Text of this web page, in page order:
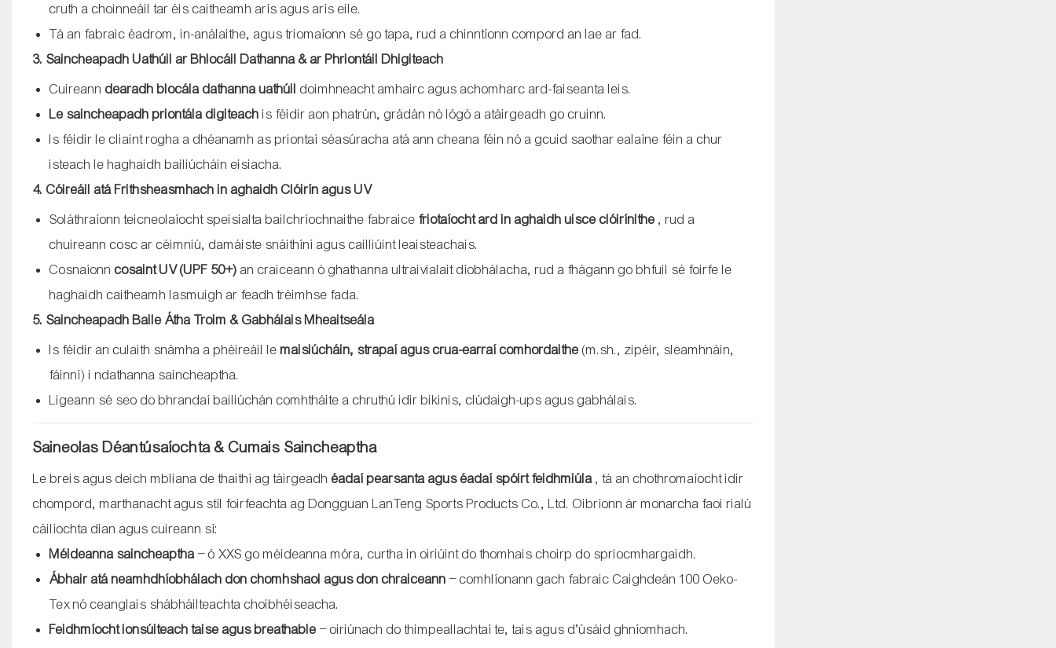
cruth a choinneáil tar éis caitheamh arís agus arís eile.
Tá an fabraic éadrom, in-análaithe, agus triomaíonn sé go tapa, rud a chinntíonn compord an lae ar fad.
3. Saincheapadh Uathúil ar Bhlocáil Dathanna & ar Phriontáil Dhigiteach
Cuireanndearadh blocála dathanna uathúil doimhneacht amhairc agus achomharc ard-faiseanta leis.
Le saincheapadh priontála digiteachis féidir aon phatrún, grádán nó lógó a atáirgeadh go cruinn.
Is féidir le cliaint rogha a dhéanamh as priontaí séasúracha atá ann cheana féin nó a gcuid saothar ealaíne féin a chur
isteach le haghaidh bailiúcháin eisiacha.
4. Cóireáil atá Frithsheasmhach in aghaidh Clóirín agus UV
Soláthraíonn teicneolaíocht speisialta bailchríochnaithe fabraicefriotaíocht ard in aghaidh uisce clóirínithe , rud a
chuireann cosc ​​ar céimniú, damáiste snáithíní agus cailliúint leaisteachais.
Cosnaíonncosaint UV (UPF 50+) an craiceann ó ghathanna ultraivialait díobhálacha, rud a fhágann go bhfuil sé foirfe le
haghaidh caitheamh lasmuigh ar feadh tréimhse fada.
5. Saincheapadh Baile Átha Troim & Gabhálais Mheaitseála
Is féidir an culaith snámha a phéireáil lemaisiúcháin, strapaí agus crua-earraí comhordaithe (m.sh., zipéir, sleamhnáin,
fáinní) i ndathanna saincheaptha.
Ligeann sé seo do bhrandaí bailiúchán comhtháite a chruthú idir bikinis, clúdaigh-ups agus gabhálais.
Saineolas Déantúsaíochta & Cumais Saincheaptha
Le breis agus deich mbliana de thaithí ag táirgeadh éadaí pearsanta agus éadaí spóirt feidhmiúla, tá an chothromaíocht idir
chompord, marthanacht agus stíl foirfeachta ag Dongguan LanTeng Sports Products Co., Ltd. Oibríonn ár monarcha faoi rialú
cáilíochta dian agus cuireann sí:
Méideanna saincheaptha– ó XXS go méideanna móra, curtha in oiriúint do thomhais choirp do spriocmhargaidh.
Ábhair atá neamhdhíobhálach don chomhshaol agus don chraiceann – comhlíonann gach fabraic Caighdeán 100 Oeko-
Tex nó ceanglais shábháilteachta choibhéiseacha.
Feidhmíocht ionsúiteach taise agus breathable – oiriúnach do thimpeallachtaí te, tais agus d’úsáid ghníomhach.